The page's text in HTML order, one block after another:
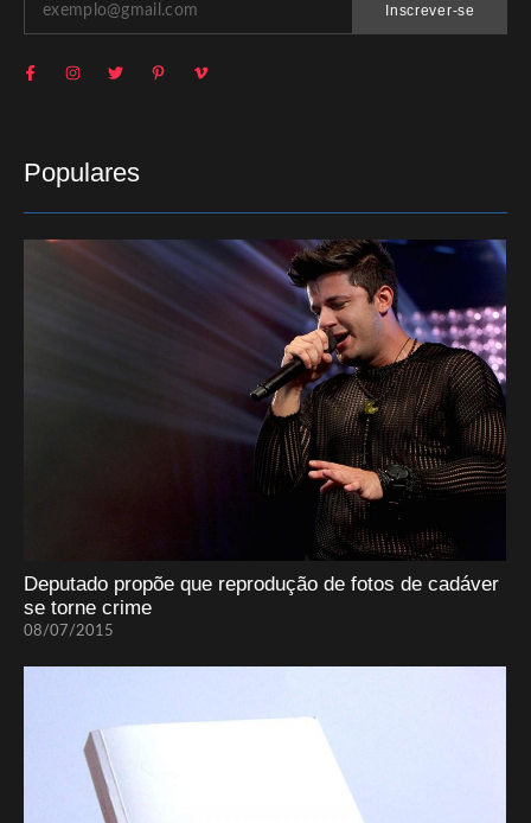
Inscrever-se
Populares
Deputado propõe que reprodução de fotos de cadáver
se torne crime
08/07/2015